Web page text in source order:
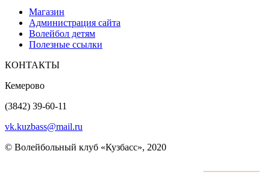
Магазин
Администрация сайта
Волейбол детям
Полезные ссылки
КОНТАКТЫ
Кемерово
(3842) 39-60-11
vk.kuzbass@mail.ru
© Волейбольный клуб «Кузбасс», 2020